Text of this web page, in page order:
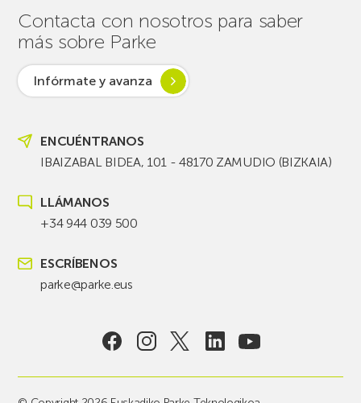
Contacta con nosotros para saber
más sobre Parke
Infórmate y avanza
ENCUÉNTRANOS
IBAIZABAL BIDEA, 101 - 48170 ZAMUDIO (BIZKAIA)
LLÁMANOS
+34 944 039 500
ESCRÍBENOS
parke@parke.eus